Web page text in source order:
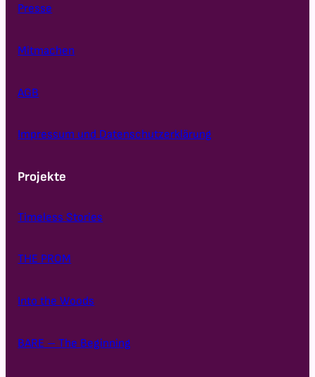
Presse
Mitmachen
AGB
Impressum und Datenschutzerklärung
Projekte
Timeless Stories
THE PROM
Into the Woods
BARE – The Beginning